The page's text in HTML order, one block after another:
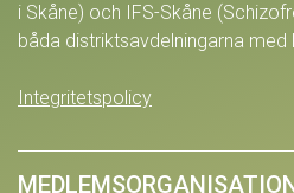
i Skåne) och IFS-Skåne
båda distriktsavdelningarna med
Integritetspolicy